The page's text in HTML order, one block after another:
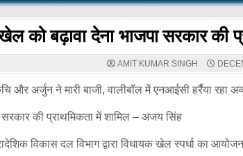
को बढ़ावा देना भाजपा सरकार की
AMIT KUMAR SINGH
और अर्जुन ने मारी बाजी, वालीबॉल में एनआईसी हर्रैया रहा
सरकार की प्राथमिकता में शामिल – अजय सिंह
विकास दल विभाग द्वारा विधायक खेल स्पर्धा का